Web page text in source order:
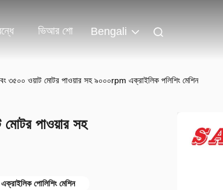
ভিআর শো Bengali
৩৫০০ ওয়াট মোটর পাওয়ার সহ ৯০০০rpm এক্রাইলিক পলিশিং মেশিন
মোটর পাওয়ার সহ
পোলিশিং মেশিন